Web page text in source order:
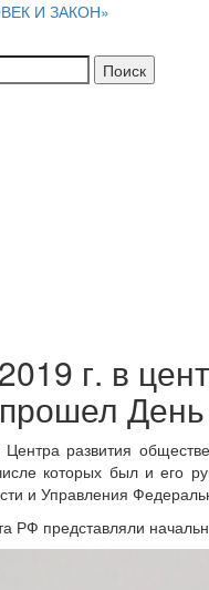
И ЗАКОН»
г. в
развития
которых был и его
и Управления
РФ представляли